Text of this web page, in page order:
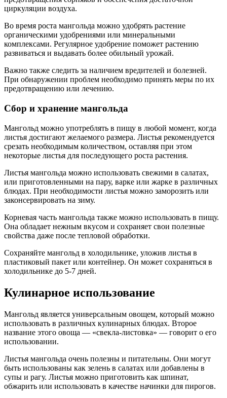
циркуляции воздуха.
Во время роста мангольда можно удобрять растение
органическими удобрениями или минеральными
комплексами. Регулярное удобрение поможет растению
развиваться и выдавать более обильный урожай.
Важно также следить за наличием вредителей и болезней.
При обнаружении проблем необходимо принять меры по их
предотвращению или лечению.
Сбор и хранение мангольда
Мангольд можно употреблять в пищу в любой момент, когда
листья достигают желаемого размера. Листья рекомендуется
срезать необходимым количеством, оставляя при этом
некоторые листья для последующего роста растения.
Листья мангольда можно использовать свежими в салатах,
или приготовленными на пару, варке или жарке в различных
блюдах. При необходимости листья можно заморозить или
законсервировать на зиму.
Корневая часть мангольда также можно использовать в пищу.
Она обладает нежным вкусом и сохраняет свои полезные
свойства даже после тепловой обработки.
Сохраняйте мангольд в холодильнике, уложив листья в
пластиковый пакет или контейнер. Он может сохраняться в
холодильнике до 5-7 дней.
Кулинарное использование
Мангольд является универсальным овощем, который можно
использовать в различных кулинарных блюдах. Второе
название этого овоща — «свекла-листовка» — говорит о его
использовании.
Листья мангольда очень полезны и питательны. Они могут
быть использованы как зелень в салатах или добавлены в
супы и рагу. Листья можно приготовить как шпинат,
обжарить или использовать в качестве начинки для пирогов.